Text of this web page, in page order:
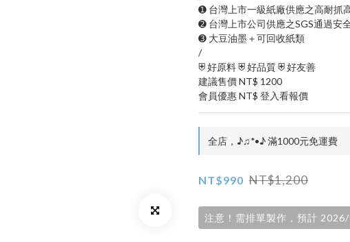
➊ 台灣上市一級紙廠供應之高耐抓
➋ 台灣上市公司供應之SGS通過安
➌ 大豆油墨＋可回收紙類
/
⛨ 好原料 ⛨ 好品質 ⛨ 好友善
建議售價 NT$ 1200
會員優惠 NT$ 登入看報價
全店，♪♫*•♪ 滿1000元免運費
NT$990 NT$1,200
注意！需排單製作，預計